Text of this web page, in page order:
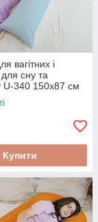
вагітних і
сну та
U-340 150х87 см
Купити